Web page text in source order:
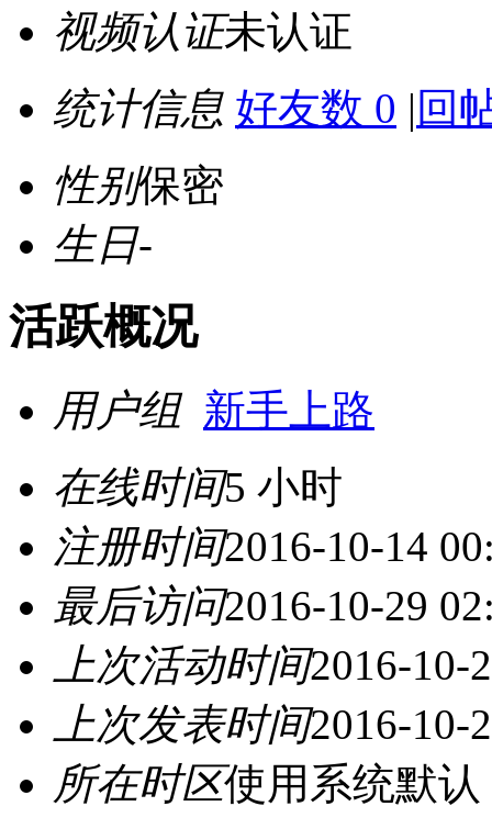
视频认证未认证
统计信息 好友数 0 | 回
性别保密
生日-
活跃概况
用户组 新手上路
在线时间5 小时
注册时间2016-10-14
最后访问2016-10-29
上次活动时间2016-10-
上次发表时间2016-10-
所在时区使用系统默认